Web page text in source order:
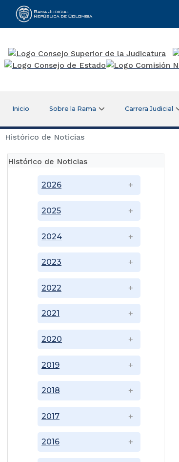
Rama Judicial
Inicio Sobre la Rama Carrera Judicial
Histórico de Noticias
Histórico de Noticias
2016
2017
2018
2019
2020
2021
2022
2023
2024
2025
2026